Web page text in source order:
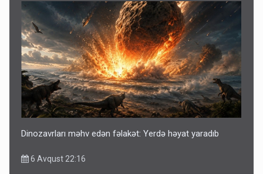
Dinozavrları məhv edən fəlakət: Yerdə həyat yaradıb
6 Avqust 22:16